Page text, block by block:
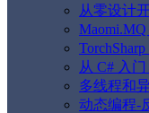
从零设计
从 C# 入门
多线程和
动态编程-